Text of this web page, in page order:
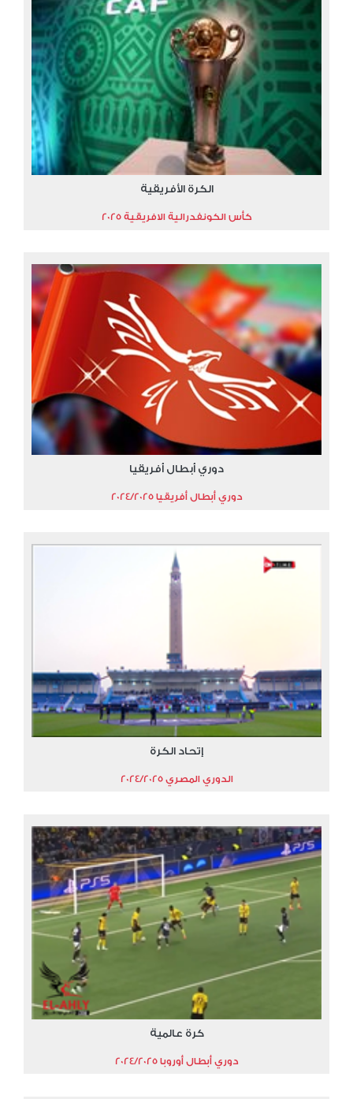
الكرة الأفريقية
كأس الكونفدرالية الافريقية 2025
دوري أبطال أفريقيا
دوري أبطال أفريقيا 2024/2025
إتحاد الكرة
الدوري المصري 2024/2025
كرة عالمية
دوري أبطال أوروبا 2024/2025